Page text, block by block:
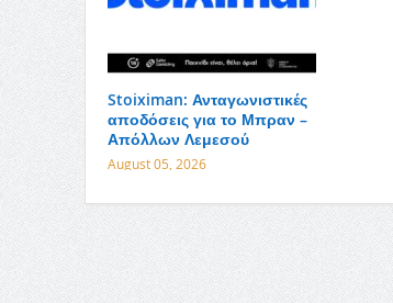
Stoiximan: Ανταγωνιστικές
αποδόσεις για το Μπραν –
Απόλλων Λεμεσού
August 05, 2026